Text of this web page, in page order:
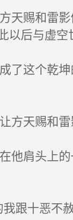
和雷影体
后与虚
个乾坤
赐和雷影
头上的一
十恶不赦